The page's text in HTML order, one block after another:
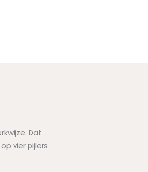
Dat
vier pijlers